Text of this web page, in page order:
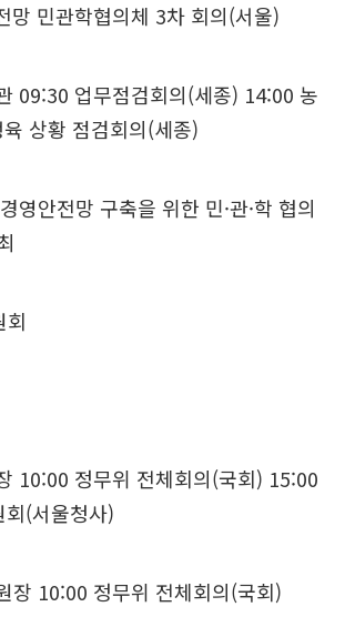
망 민관학협의체 3차 회의(서울)
09:30 업무점검회의(세종) 14:00 농
상황 점검회의(세종)
영안전망 구축을 위한 민·관·학 협의
10:00 정무위 전체회의(국회) 15:00
(서울청사)
10:00 정무위 전체회의(국회)